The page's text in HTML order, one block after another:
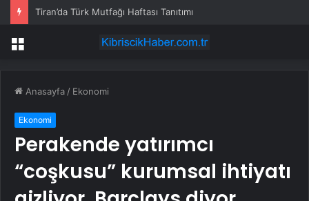
Tiran’da Türk Mutfağı Haftası Tanıtımı
Menü
Anasayfa / Ekonomi
Ekonomi
Perakende yatırımcı
“coşkusu” kurumsal ihtiyatı